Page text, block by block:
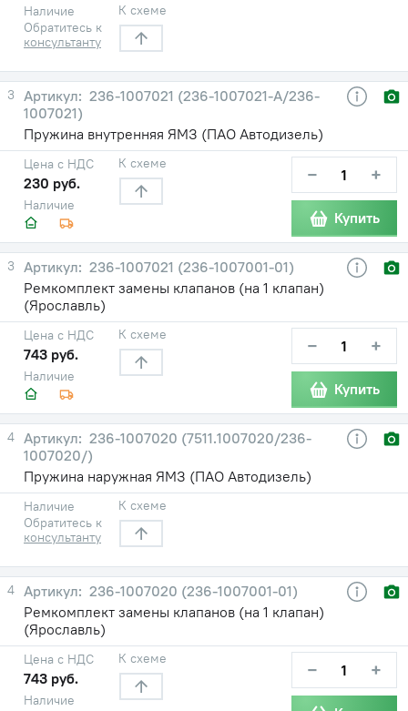
Наличие
Обратитесь к
консультанту
К схеме
3
236-1007021 (236-1007021-А/236-
1007021)
Пружина внутренняя ЯМЗ (ПАО Автодизель)
Наличие
Цена с НДС
230 руб.
К схеме − +
Купить
3
236-1007021 (236-1007001-01)
Ремкомплект замены клапанов (на 1 клапан)
(Ярославль)
Наличие
Цена с НДС
743 руб.
К схеме − +
Купить
4
236-1007020 (7511.1007020/236-
1007020/)
Пружина наружная ЯМЗ (ПАО Автодизель)
Наличие
Обратитесь к
консультанту
К схеме
4
236-1007020 (236-1007001-01)
Ремкомплект замены клапанов (на 1 клапан)
(Ярославль)
Наличие
Цена с НДС
743 руб.
К схеме − +